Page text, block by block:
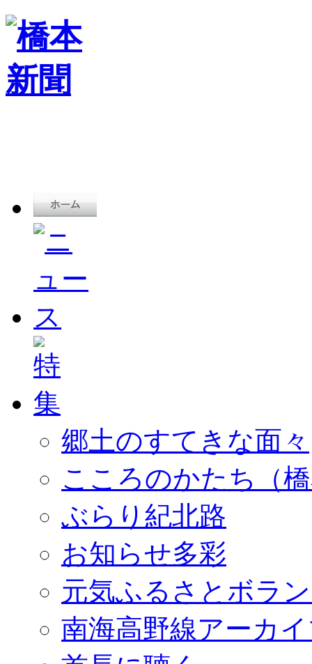
郷土のすてきな面々
こころのかたち（
ぶらり紀北路
お知らせ多彩
元気ふるさとボラ
南海高野線アーカ